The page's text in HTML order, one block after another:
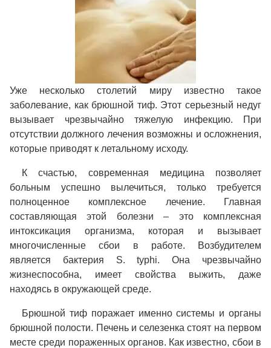
Уже несколько столетий миру известно такое
заболевание, как брюшной тиф. Этот серьезный недуг
вызывает чрезвычайно тяжелую инфекцию. При
отсутствии должного лечения возможны и осложнения,
которые приводят к летальному исходу.
К счастью, современная медицина позволяет
больным успешно вылечиться, только требуется
полноценное комплексное лечение. Главная
составляющая этой болезни – это комплексная
интоксикация организма, которая и вызывает
многочисленные сбои в работе. Возбудителем
является бактерия S. typhi. Она чрезвычайно
жизнеспособна, имеет свойства выжить, даже
находясь в окружающей среде.
Брюшной тиф поражает именно системы и органы
брюшной полости. Печень и селезенка стоят на первом
месте среди пораженных органов. Как известно, сбои в